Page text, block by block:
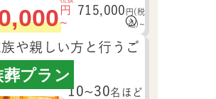
円
~
715,000 円(税
込)~
族や親しい方と行うご
葬儀
葬プラン
10~30名ほど